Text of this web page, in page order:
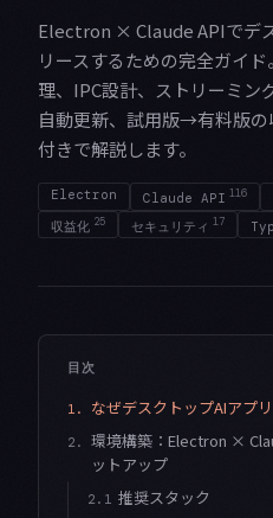
Electron × Claude APIでデ
リースするための完全ガイ
理、IPC設計、ストリーミ
自動更新、試用版→有料版
付きで解説します。
Electron Claude API 116
収益化 25 セキュリティ 17
目次
1. なぜデスクトップAIアプ
2.
環境構築：Electron ×
ットアップ
2.1 推奨スタック